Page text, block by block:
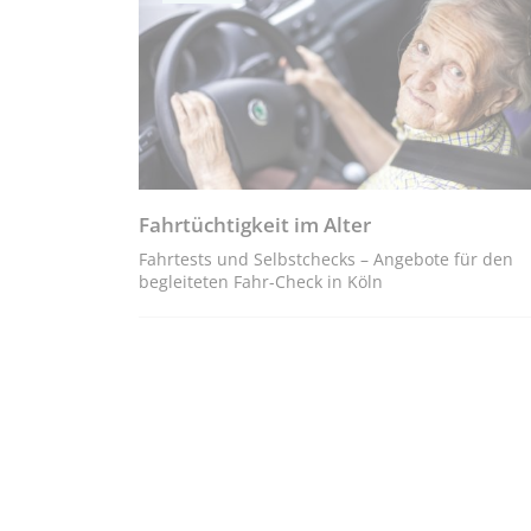
Fahrtüchtigkeit im Alter
Fahrtests und Selbstchecks – Angebote für den
begleiteten Fahr-Check in Köln